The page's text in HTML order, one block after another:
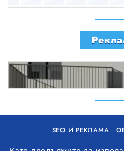
SEO И РЕКЛАМА